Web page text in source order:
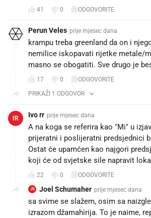
41 0 ODGOVORITE
Perun Veles prije mjesec dana
krampu treba greenland da on i
nemilice iskopavati rijetke metale/
masno se obogatiti. Sve drugo je
17 0
ODGOVORITE
PRIKAŽI 1 ODGOVOR
IR Ivo rr prije mjesec dana
A na koga se referira kao "Mi" u
prijeratni i poslijeratni predsjednici
Ostat će upamćen kao najgori
koji će od svjetske sile napravit
22 0 ODGOVORITE
JS Joel Schumaher prije mjesec dana
sa svime se slažem, osim sa
izrazom džamahirija. To je naime,